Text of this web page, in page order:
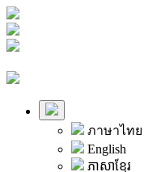
ภาษาไทย
English
ភាសាខ្មែរ